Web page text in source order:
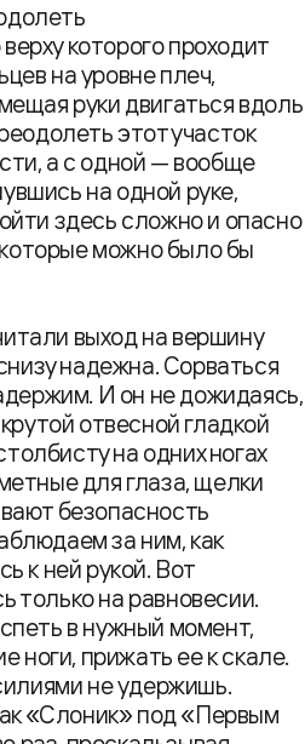
которого проходит
на уровне плеч,
руки двигаться вдоль
этот участок
а с одной — вообще
на одной руке,
здесь сложно и опасно
которые можно было бы
выход на вершину
надежна. Сорваться
И он не дожидаясь,
отвесной гладкой
на одних ногах
для глаза, щелки
безопасность
за ним, как
к ней рукой. Вот
только на равновесии.
в нужный момент,
ноги, прижать ее к скале.
не удержишь.
«Слоник» под «Первым